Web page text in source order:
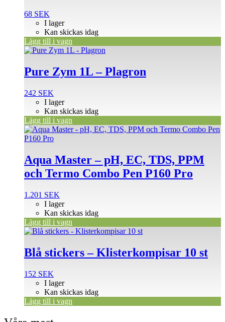
68 SEK
I lager
Kan skickas idag
Lägg till i vagn
Pure Zym 1L – Plagron
242 SEK
I lager
Kan skickas idag
Lägg till i vagn
Aqua Master – pH, EC, TDS, PPM
och Termo Combo Pen P160 Pro
1.201 SEK
I lager
Kan skickas idag
Lägg till i vagn
Blå stickers – Klisterkompisar 10 st
152 SEK
I lager
Kan skickas idag
Lägg till i vagn